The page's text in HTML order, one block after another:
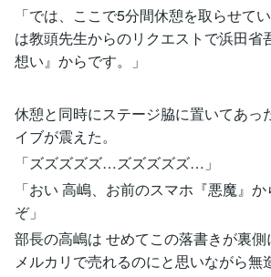
「では、ここで5分間休憩を取らせて
は教頭先生からのリクエストで浜田省
想い』からです。」
休憩と同時にステージ脇に置いてあっ
イブが震えた。
「ズズズズズ…ズズズズズ…」
「おい 高嶋、お前のスマホ『悪魔』
ぞ」
部長の高嶋は せめてこの落書きが裏
メルカリで売れるのにと思いながら無